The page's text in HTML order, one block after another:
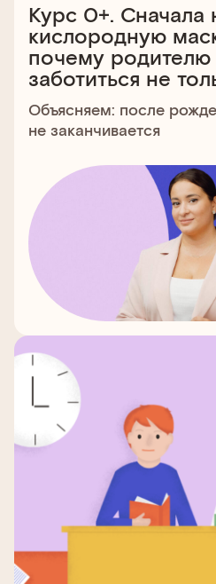
Курс 0+. Сначала
кислородную
почему
заботиться не
Объясняем: после
не заканчивается